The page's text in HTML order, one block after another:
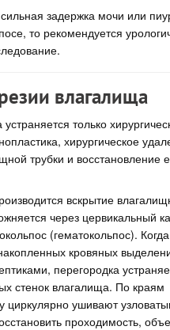
задержка мочи или
то рекомендуется
влагалища
только
хирургическое
трубки и восстановление
вскрытие
через цервикальный
(гематокольпос).
кровяных
перегородка
стенок влагалища. По краям
циркулярно ушивают
проходимость,